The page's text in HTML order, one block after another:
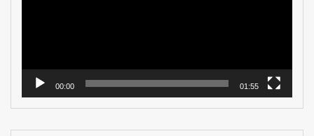
00:00 01:55